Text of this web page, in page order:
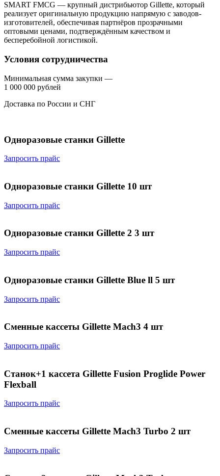
SMART FMCG — крупный дистрибьютор Gillette, который
реализует оригинальную продукцию напрямую с заводов-
изготовителей, обеспечивая партнёров прозрачными
оптовыми ценами, подтверждённым качеством и
бесперебойной логистикой.
Условия сотрудничества
Минимальная сумма закупки —
1 000 000 рублей
Доставка по России и СНГ
Одноразовые станки Gillette
Запросить прайс
Одноразовые станки Gillette 10 шт
Запросить прайс
Одноразовые станки Gillette 2 3 шт
Запросить прайс
Одноразовые станки Gillette Blue ll 5 шт
Запросить прайс
Сменные кассеты Gillette Mach3 4 шт
Запросить прайс
Станок+1 кассета Gillette Fusion Proglide Power
Flexball
Запросить прайс
Сменные кассеты Gillette Мach3 Turbo 2 шт
Запросить прайс